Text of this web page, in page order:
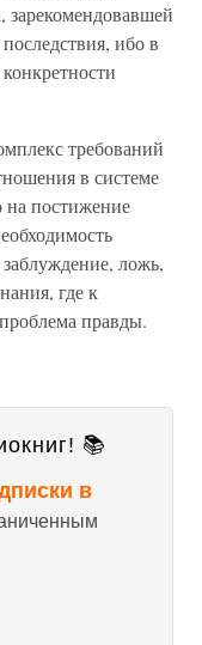
зарекомендовавшей
ибо в
требований
в системе
на постижение
заблуждение, ложь,
где к
правды.
📚
в